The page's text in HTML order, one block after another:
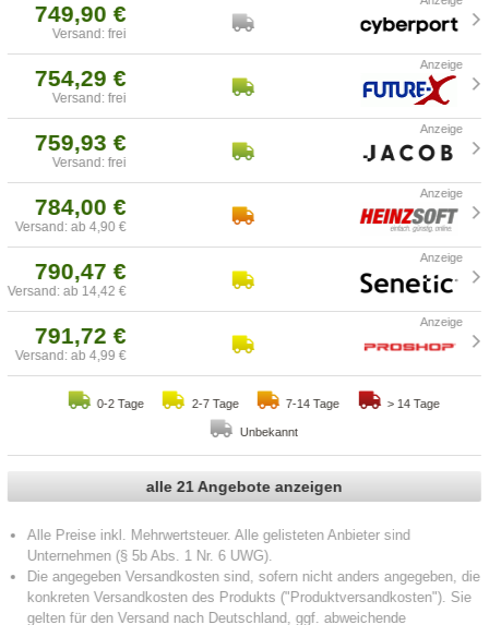
749,90 €
Versand: frei
754,29 €
Versand: frei
759,93 €
Versand: frei
784,00 €
Versand: ab 4,90 €
790,47 €
Versand: ab 14,42 €
791,72 €
Versand: ab 4,99 €
0-2 Tage 2-7 Tage 7-14 Tage > 14 Tage
Unbekannt
alle 21 Angebote anzeigen